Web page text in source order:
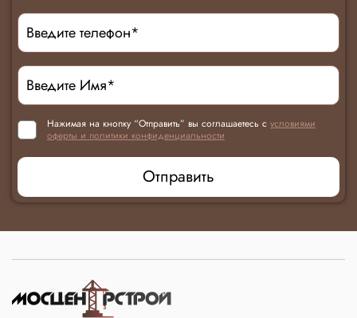
Нажимая на кнопку “Отправить” вы соглашаетесь с условиями
оферты и политики конфиденциальности
Отправить